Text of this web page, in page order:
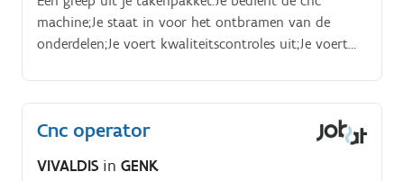
machine;Je staat in voor het ontbramen van de
onderdelen;Je voert kwaliteitscontroles uit;Je voert
Cnc operator
VIVALDIS in GENK